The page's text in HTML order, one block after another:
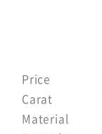
Price
Carat
Material